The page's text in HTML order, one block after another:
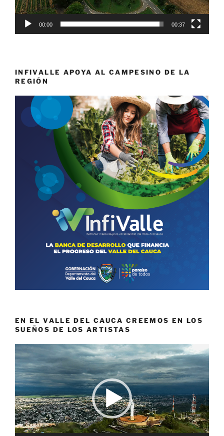
00:00 00:37
INFIVALLE APOYA AL CAMPESINO DE LA
REGIÓN
EN EL VALLE DEL CAUCA CREEMOS EN LOS
SUEÑOS DE LOS ARTISTAS
Reproductor
de
vídeo